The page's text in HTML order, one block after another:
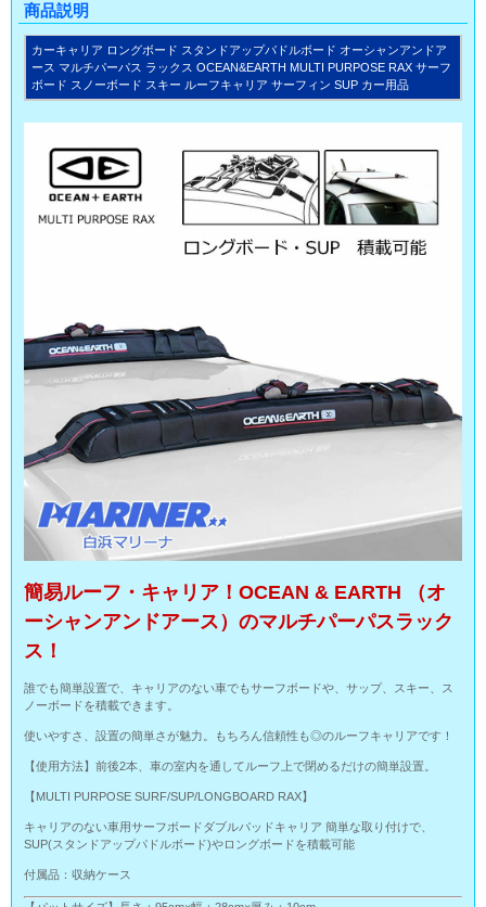
商品説明
カーキャリア ロングボード スタンドアップパドルボード オーシャンアンドア
ース マルチパーパス ラックス OCEAN&EARTH MULTI PURPOSE RAX サーフ
ボード スノーボード スキー ルーフキャリア サーフィン SUP カー用品
簡易ルーフ・キャリア！OCEAN & EARTH （オ
ーシャンアンドアース）のマルチパーパスラック
ス！
誰でも簡単設置で、キャリアのない車でもサーフボードや、サップ、スキー、ス
ノーボードを積載できます。
使いやすさ、設置の簡単さが魅力。もちろん信頼性も◎のルーフキャリアです！
【使用方法】前後2本、車の室内を通してルーフ上で閉めるだけの簡単設置。
【MULTI PURPOSE SURF/SUP/LONGBOARD RAX】
キャリアのない車用サーフボードダブルパッドキャリア 簡単な取り付けで、
SUP(スタンドアップパドルボード)やロングボードを積載可能
付属品：収納ケース